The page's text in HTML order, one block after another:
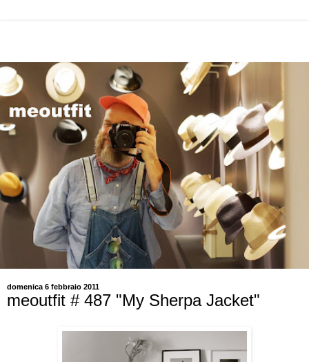
domenica 6 febbraio 2011
meoutfit # 487 "My Sherpa Jacket"